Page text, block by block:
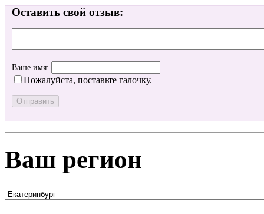
Оставить свой отзыв:
Ваше имя:
Пожалуйста, поставьте галочку.
Ваш регион